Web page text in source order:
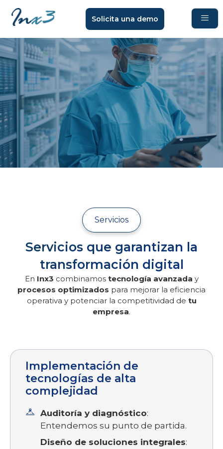
Solicita una demo
Servicios
Servicios que garantizan la
transformación digital
En Inx3 combinamos tecnología avanzada y
procesos optimizados para mejorar la eficiencia
operativa y potenciar la competitividad de tu
empresa.
Implementación de
tecnologías de alta
complejidad
Auditoría y diagnóstico:
Entendemos su punto de partida.
Diseño de soluciones integrales: